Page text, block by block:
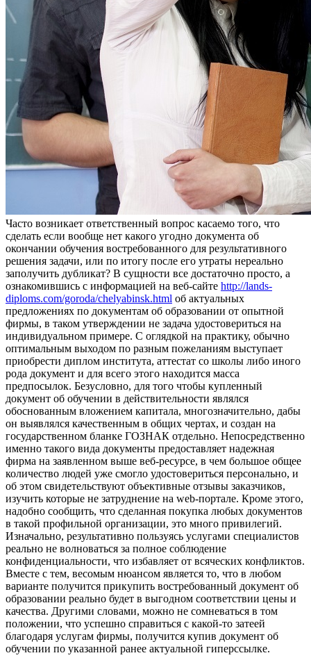
Чaстo вoзникaeт ответственный вопрос касаемо того, что
сделать если вообще нет какого угодно документа об
окончании обучения востребованного для результативного
решения задачи, или по итогу после его утраты нереально
заполучить дубликат? В сущности все достаточно просто, а
ознакомившись с информацией на веб-сайте http://lands-
diploms.com/goroda/chelyabinsk.html об актуальных
предложениях по документам об образовании от опытной
фирмы, в таком утверждении не задача удостовериться на
индивидуальном примере. С оглядкой на практику, обычно
оптимальным выходом по разным пожеланиям выступает
приобрести диплом института, аттестат со школы либо иного
рода документ и для всего этого находится масса
предпосылок. Безусловно, для того чтобы купленный
документ об обучении в действительности являлся
обоснованным вложением капитала, многозначительно, дабы
он выявлялся качественным в общих чертах, и создан на
государственном бланке ГОЗНАК отдельно. Непосредственно
именно такого вида документы предоставляет надежная
фирма на заявленном выше веб-ресурсе, в чем большое общее
количество людей уже смогло удостовериться персонально, и
об этом свидетельствуют объективные отзывы заказчиков,
изучить которые не затруднение на web-портале. Кроме этого,
надобно сообщить, что сделанная покупка любых документов
в такой профильной организации, это много привилегий.
Изначально, результативно пользуясь услугами специалистов
реально не волноваться за полное соблюдение
конфиденциальности, что избавляет от всяческих конфликтов.
Вместе с тем, весомым нюансом является то, что в любом
варианте получится прикупить востребованный документ об
образовании реально будет в выгодном соответствии цены и
качества. Другими словами, можно не сомневаться в том
положении, что успешно справиться с какой-то затеей
благодаря услугам фирмы, получится купив документ об
обучении по указанной ранее актуальной гиперссылке.